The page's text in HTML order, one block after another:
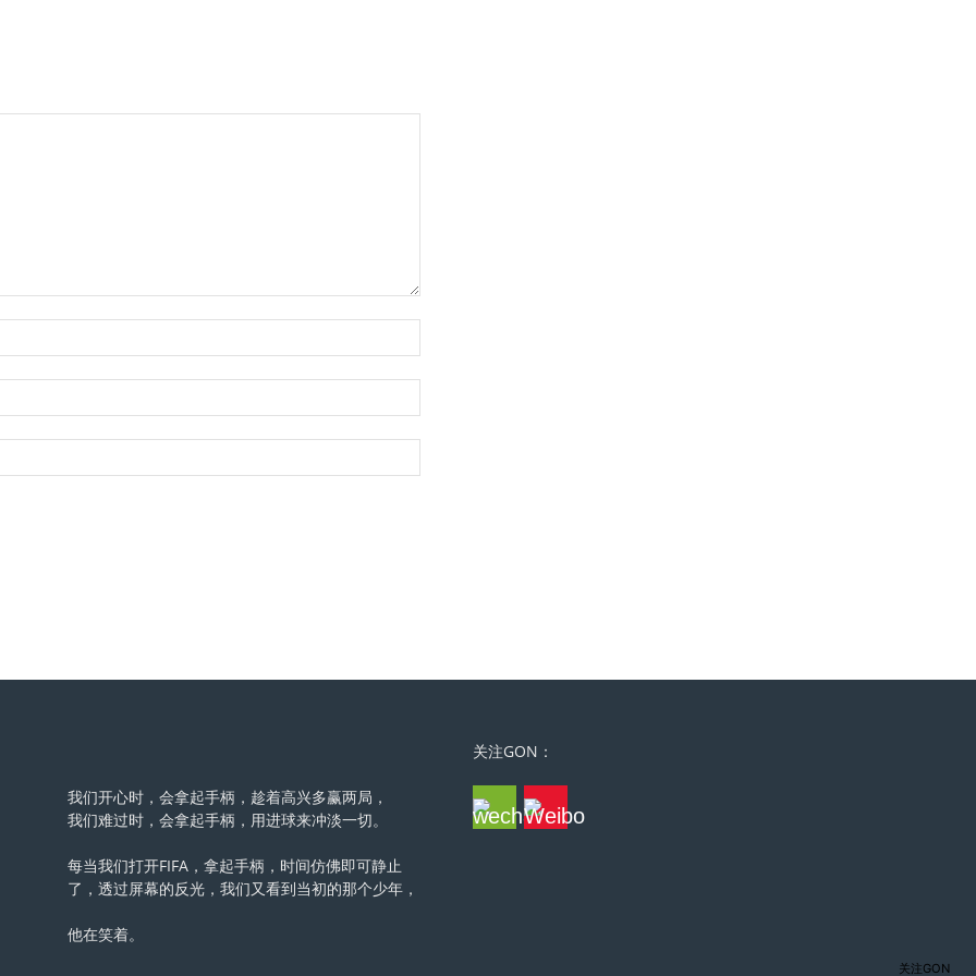
我们开心时，会拿起手柄，趁着高兴多赢两局，
我们难过时，会拿起手柄，用进球来冲淡一切。
每当我们打开FIFA，拿起手柄，时间仿佛即可静止
了，透过屏幕的反光，我们又看到当初的那个少年，
他在笑着。
关注GON：
关注GON